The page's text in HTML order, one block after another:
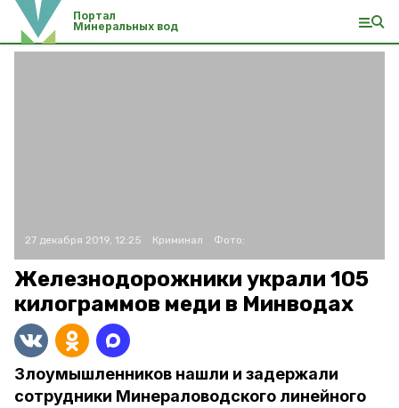
Портал
Минеральных вод
27 декабря 2019, 12:25 Криминал Фото:
Железнодорожники украли 105
килограммов меди в Минводах
Злоумышленников нашли и задержали
сотрудники Минераловодского линейного